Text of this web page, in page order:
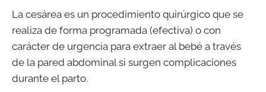
La cesárea es un procedimiento quirúrgico que se
realiza de forma programada (efectiva) o con
carácter de urgencia para extraer al bebé a través
de la pared abdominal si surgen complicaciones
durante el parto.